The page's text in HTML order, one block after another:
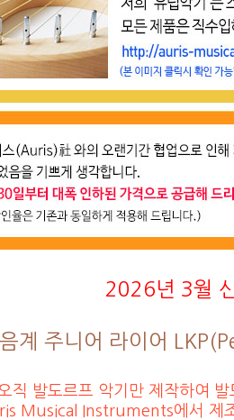
2026년 3월
계 주니어 라이어
직 발도르프 악기만 제작하여
Musical Instruments에서 제